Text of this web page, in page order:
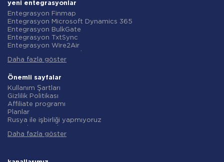
Entegrasyon ClickUp
Entegrasyon Airtable
Entegrasyon Google Contacts
Entegrasyon OpenAI (ChatGPT)
Entegrasyon Instagram
Entegrasyon ActiveCampaign
Entegrasyon Typeform
Entegrasyon Salesforce CRM
Entegrasyon Notion
Entegrasyon AWeber
Entegrasyon Asana
Entegrasyon ZOHO CRM
Entegrasyon Webhooks
Entegrasyon GetResponse
Entegrasyon WooCommerce
yeni entegrasyonlar
Entegrasyon Finmap
Entegrasyon Microsoft Dynamics 365
Entegrasyon BulkGate
Entegrasyon TxtSync
Entegrasyon Wire2Air
Entegrasyon Infobip
Entegrasyon AtomPark
Entegrasyon TXTImpact
Entegrasyon Campaign Monitor
Entegrasyon CM.com
Entegrasyon D7 Networks
Entegrasyon SMS.to
Entegrasyon SMSGlobal
Entegrasyon Textlocal
Daha fazla göster
Önemli sayfalar
Kullanım Şartları
Gizlilik Politikası
Affiliate programı
Planlar
Rusya ile işbirliği yapmıyoruz
iade politikasi
Hakkında
Daha fazla göster